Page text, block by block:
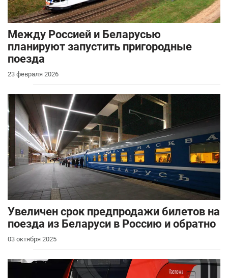
Между Россией и Беларусью
планируют запустить пригородные
поезда
23 февраля 2026
Увеличен срок предпродажи билетов на
поезда из Беларуси в Россию и обратно
03 октября 2025